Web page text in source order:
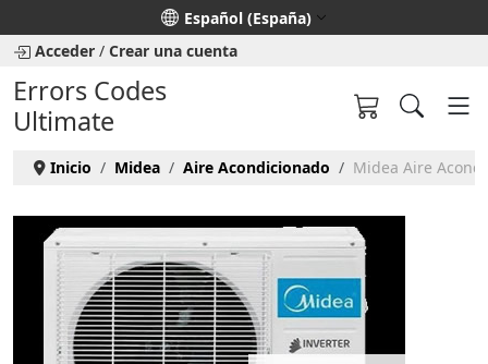
Seleccione su idioma
Español (España)
Acceder / Crear una cuenta
Errors Codes
Ultimate
Inicio Midea Aire Acondicionado Midea Aire